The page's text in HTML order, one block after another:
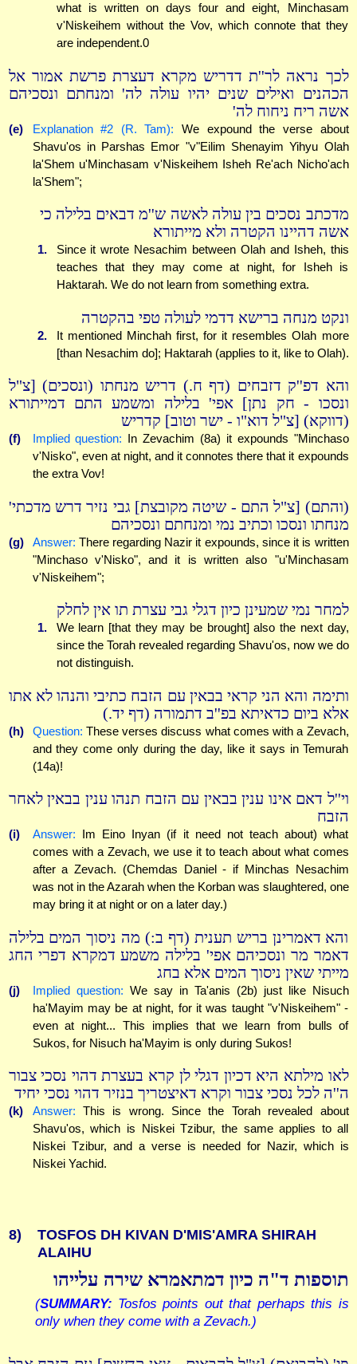
what is written on days four and eight, Minchasam
v'Niskeihem without the Vov, which connote that they
are independent.0
לכך נראה לר''ת דדריש מקרא דעצרת פרשת אמור אל
הכהנים ואילים שנים יהיו עולה לה' ומנחתם ונסכיהם
אשה ריח ניחוח לה'
(e) Explanation #2 (R. Tam): We expound the verse about
Shavu'os in Parshas Emor "v"Eilim Shenayim Yihyu Olah
la'Shem u'Minchasam v'Niskeihem Isheh Re'ach Nicho'ach
la'Shem";
מדכתב נסכים בין עולה לאשה ש''מ דבאים בלילה כי
אשה דהיינו הקטרה ולא מייתורא
1.
Since it wrote Nesachim between Olah and Isheh, this
teaches that they may come at night, for Isheh is
Haktarah. We do not learn from something extra.
ונקט מנחה ברישא דדמי לעולה טפי בהקטרה
2.
It mentioned Minchah first, for it resembles Olah more
[than Nesachim do]; Haktarah (applies to it, like to Olah).
והא דפ''ק דזבחים (דף ח.) דריש מנחתו (ונסכים) [צ"ל
ונסכו - חק נתן] אפי' בלילה ומשמע התם דמייתורא
(דווקא) [צ"ל דוא"ו - ישר וטוב] קדריש
(f) Implied question: In Zevachim (8a) it expounds "Minchaso
v'Nisko", even at night, and it connotes there that it expounds
the extra Vov!
(והתם) [צ"ל התם - שיטה מקובצת] גבי נזיר דרש מדכתי'
מנחתו ונסכו וכתיב נמי ומנחתם ונסכיהם
(g) Answer: There regarding Nazir it expounds, since it is written
"Minchaso v'Nisko", and it is written also "u'Minchasam
v'Niskeihem";
למחר נמי שמעינן כיון דגלי גבי עצרת תו אין לחלק
1.
We learn [that they may be brought] also the next day,
since the Torah revealed regarding Shavu'os, now we do
not distinguish.
ותימה והא הני קראי בבאין עם הזבח כתיבי והנהו לא אתו
אלא ביום כדאיתא בפ''ב דתמורה (דף יד.)
(h) Question: These verses discuss what comes with a Zevach,
and they come only during the day, like it says in Temurah
(14a)!
וי''ל דאם אינו ענין בבאין עם הזבח תנהו ענין בבאין לאחר
הזבח
(i) Answer: Im Eino Inyan (if it need not teach about) what
comes with a Zevach, we use it to teach about what comes
after a Zevach. (Chemdas Daniel - if Minchas Nesachim
was not in the Azarah when the Korban was slaughtered, one
may bring it at night or on a later day.)
והא דאמרינן בריש תענית (דף ב:) מה ניסוך המים בלילה
דאמר מר ונסכיהם אפי' בלילה משמע דמקרא דפרי החג
מייתי שאין ניסוך המים אלא בחג
(j) Implied question: We say in Ta'anis (2b) just like Nisuch
ha'Mayim may be at night, for it was taught "v'Niskeihem" -
even at night... This implies that we learn from bulls of
Sukos, for Nisuch ha'Mayim is only during Sukos!
לאו מילתא היא דכיון דגלי לן קרא בעצרת דהוי נסכי צבור
ה''ה לכל נסכי צבור וקרא דאיצטריך בנזיר דהוי נסכי יחיד
(k) Answer: This is wrong. Since the Torah revealed about
Shavu'os, which is Niskei Tzibur, the same applies to all
Niskei Tzibur, and a verse is needed for Nazir, which is
Niskei Yachid.
8)
TOSFOS DH KIVAN D'MIS'AMRA SHIRAH
ALAIHU
תוספות ד"ה כיון דמתאמרא שירה עלייהו
(SUMMARY: Tosfos points out that perhaps this is
only when they come with a Zevach.)